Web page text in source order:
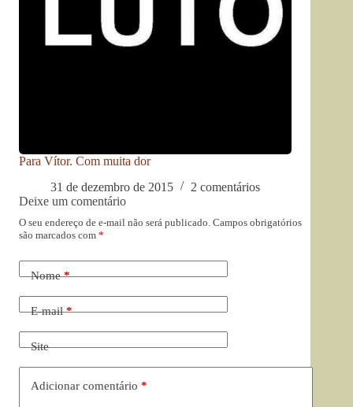
Para Vítor. Com muita dor
31 de dezembro de 2015
2 comentários
Deixe um comentário
O seu endereço de e-mail não será publicado. Campos obrigatórios
são marcados com *
Nome*
E-mail*
Site
Adicionar comentário *